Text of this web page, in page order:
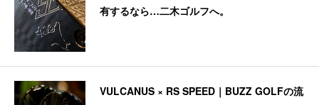
有するなら…二木ゴルフへ。
VULCANUS × RS SPEED｜BUZZ GOLFの流